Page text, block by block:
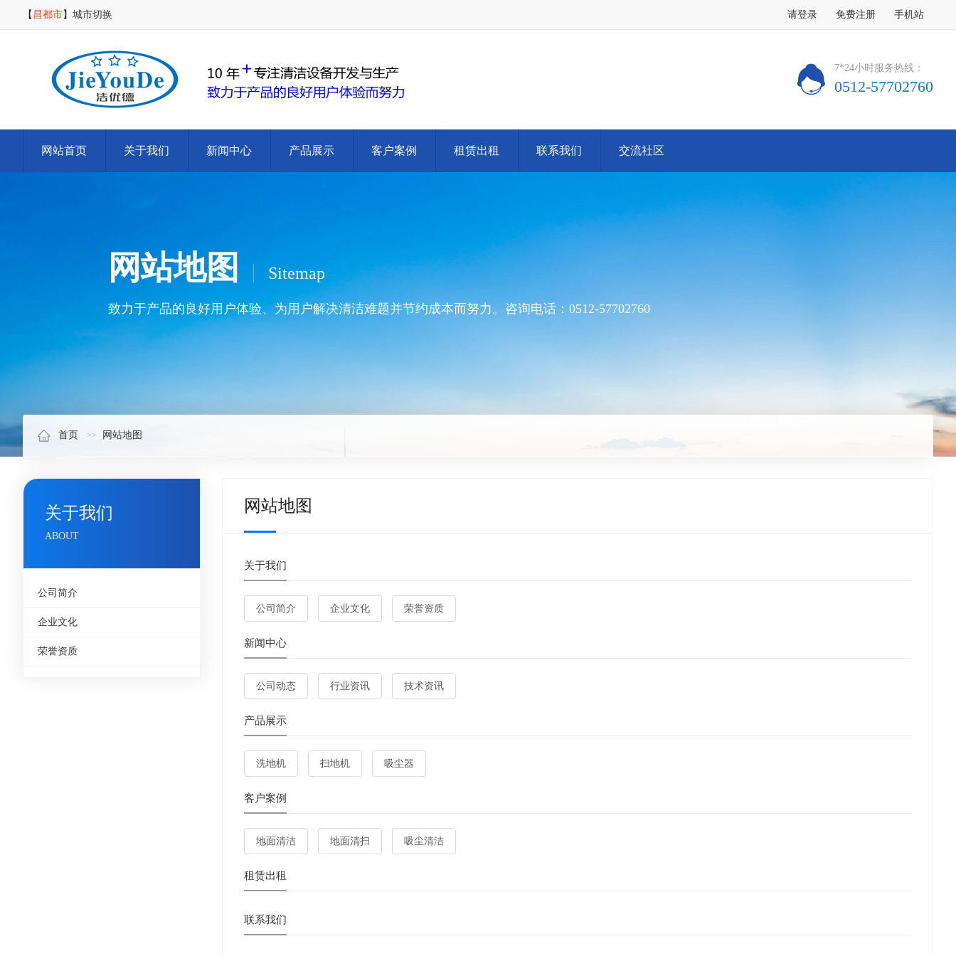
【 昌都市】 城市切换 请登录 免费注册 手机站
7*24小时服务热线：
0512-57702760
网站首页 关于我们 新闻中心 产品展示 客户案例 租赁出租 联系我们 交流社区
网站地图 Sitemap
致力于产品的良好用户体验、为用户解决清洁难题并节约成本而努力。咨询电话：0512-57702760
首页 网站地图
关于我们
ABOUT
公司简介
企业文化
荣誉资质
网站地图
关于我们
公司简介 企业文化 荣誉资质
新闻中心
公司动态 行业资讯 技术资讯
产品展示
洗地机 扫地机 吸尘器
客户案例
地面清洁 地面清扫 吸尘清洁
租赁出租
联系我们